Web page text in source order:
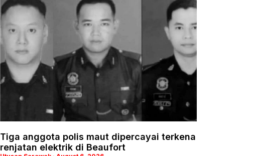
Tiga anggota polis maut dipercayai terkena
renjatan elektrik di Beaufort